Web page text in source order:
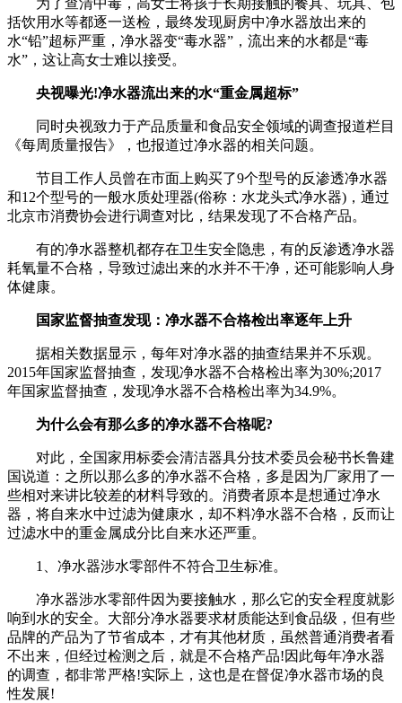
括饮用水等都逐一送检，最终发现厨房中净水器放出来的
水“铅”超标严重，净水器变“毒水器”，流出来的水都是“毒
水”，这让高女士难以接受。
央视曝光!净水器流出来的水“重金属超标”
同时央视致力于产品质量和食品安全领域的调查报道栏目
《每周质量报告》，也报道过净水器的相关问题。
节目工作人员曾在市面上购买了9个型号的反渗透净水器
和12个型号的一般水质处理器(俗称：水龙头式净水器)，通过
北京市消费协会进行调查对比，结果发现了不合格产品。
有的净水器整机都存在卫生安全隐患，有的反渗透净水器
耗氧量不合格，导致过滤出来的水并不干净，还可能影响人身
体健康。
国家监督抽查发现：净水器不合格检出率逐年上升
据相关数据显示，每年对净水器的抽查结果并不乐观。
2015年国家监督抽查，发现净水器不合格检出率为30%;2017
年国家监督抽查，发现净水器不合格检出率为34.9%。
为什么会有那么多的净水器不合格呢?
对此，全国家用标委会清洁器具分技术委员会秘书长鲁建
国说道：之所以那么多的净水器不合格，多是因为厂家用了一
些相对来讲比较差的材料导致的。消费者原本是想通过净水
器，将自来水中过滤为健康水，却不料净水器不合格，反而让
过滤水中的重金属成分比自来水还严重。
1、净水器涉水零部件不符合卫生标准。
净水器涉水零部件因为要接触水，那么它的安全程度就影
响到水的安全。大部分净水器要求材质能达到食品级，但有些
品牌的产品为了节省成本，才有其他材质，虽然普通消费者看
不出来，但经过检测之后，就是不合格产品!因此每年净水器
的调查，都非常严格!实际上，这也是在督促净水器市场的良
性发展!